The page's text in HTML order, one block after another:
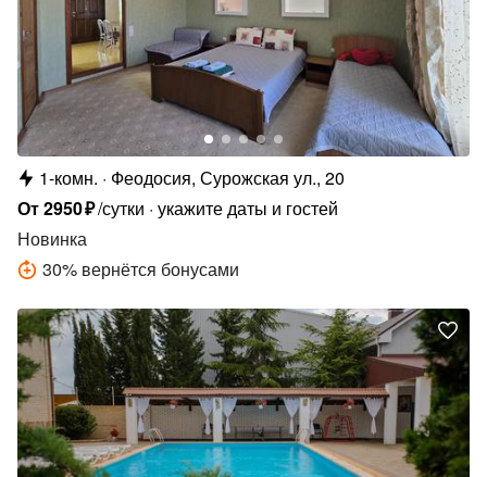
1-комн.
Феодосия, Сурожская ул., 20
От2950₽/сутки укажите даты и гостей
Новинка
30% вернётся бонусами